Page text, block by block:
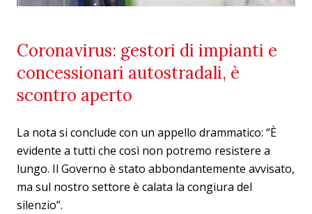
Coronavirus: gestori di impianti e
concessionari autostradali, è
scontro aperto
La nota si conclude con un appello drammatico: “È
evidente a tutti che così non potremo resistere a
lungo. Il Governo è stato abbondantemente avvisato,
ma sul nostro settore è calata la congiura del
silenzio”.